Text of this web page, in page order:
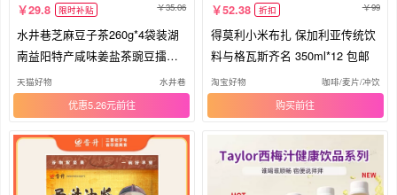
29.8 限时补贴 35.06
水井巷芝麻豆子茶260g*4袋装湖
南益阳特产咸味姜盐茶豌豆擂茶
代餐
天猫好物 水井巷
优惠5.26元
52.38 折扣 99
得莫利小米布扎 保加利亚传统饮
料与格瓦斯齐名 350ml*12 包邮
淘宝好物 咖啡/麦片/冲饮
购买